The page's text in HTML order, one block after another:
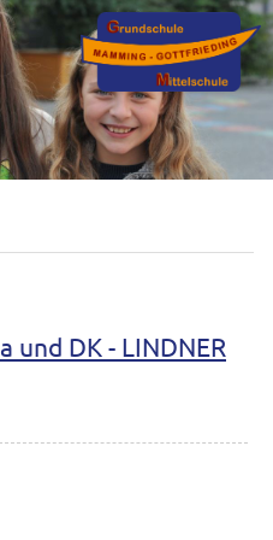
und DK - LINDNER